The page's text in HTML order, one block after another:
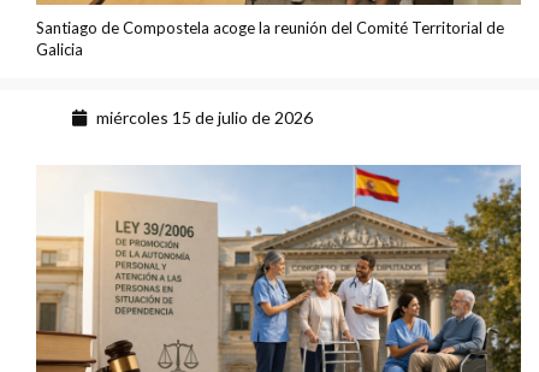
Santiago de Compostela acoge la reunión del Comité Territorial de
Galicia
miércoles 15 de julio de 2026